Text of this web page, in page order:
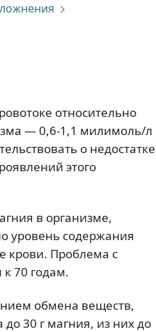
относительно
— 0,6-1,1 милимоль/л
о недостатке
этого
в организме,
уровень содержания
крови. Проблема с
к 70 годам.
обмена веществ,
30 г магния, из них до